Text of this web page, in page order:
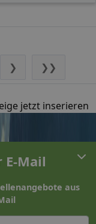
❯ ❯❯
jetzt inserieren
Mail
aus